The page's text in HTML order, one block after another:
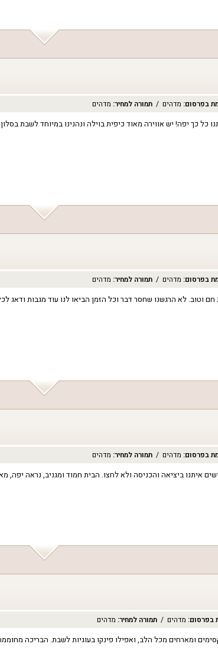
בפרסום: מדהים תמורה למחיר: מדהים
כל כך יפה! יש אווירה מאוד כיפית בוילה ונהנינו במיוחד לשבת
בפרסום: מדהים תמורה למחיר: מדהים
וטוב. לא הרגשנו שחסר דבר וכל הזמן הביאו לנו עוד מגבות ודאג
בפרסום: מדהים תמורה למחיר: מדהים
איתנו ביציאה והכניסה ולא לחצו. הבית חמוד ומגניב, נראה יפה,
בפרסום: מדהים תמורה למחיר: מדהים
ומארחים מכל הלב, ואפילו פינקו בעוגיות לשבת. הבריכה